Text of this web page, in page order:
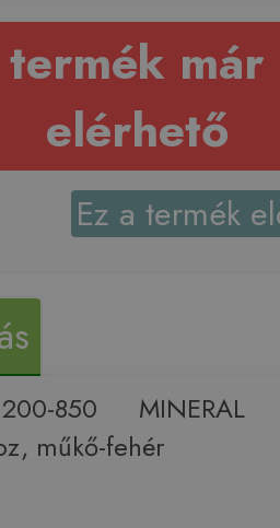
termék már
elérhető
Ez a termék
850
műkő-fehér